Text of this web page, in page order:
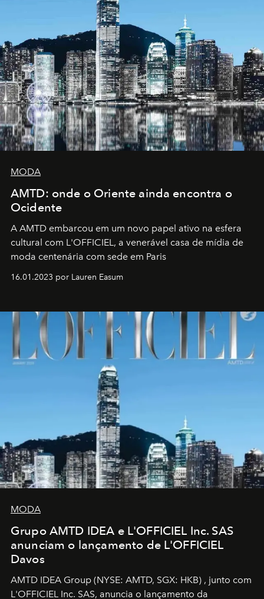
MODA
AMTD: onde o Oriente ainda encontra o
Ocidente
A AMTD embarcou em um novo papel ativo na esfera
cultural com L'OFFICIEL, a venerável casa de mídia de
moda centenária com sede em Paris
16.01.2023 por Lauren Easum
MODA
Grupo AMTD IDEA e L'OFFICIEL Inc. SAS
anunciam o lançamento de L'OFFICIEL
Davos
AMTD IDEA Group (NYSE: AMTD, SGX: HKB) , junto com
L'OFFICIEL Inc. SAS, anuncia o lançamento da